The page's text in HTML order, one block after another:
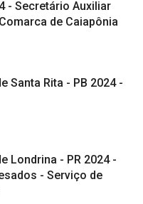
- Secretário Auxiliar
de Caiapônia
Santa Rita - PB 2024 -
Londrina - PR 2024 -
- Serviço de